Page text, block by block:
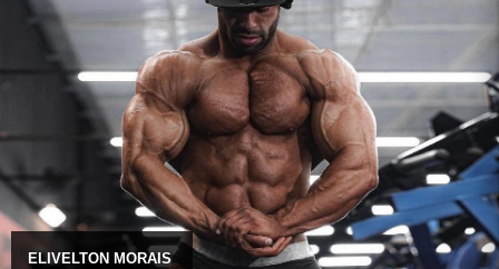
ELIVELTON MORAIS